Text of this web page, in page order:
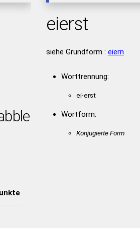
eierst
siehe Grundform : eiern
Worttrennung:
ei·erst
Wortform:
Konjugierte Form